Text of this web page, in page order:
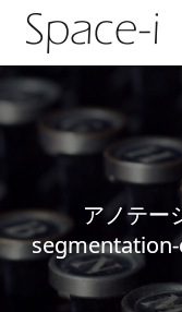
アノテー